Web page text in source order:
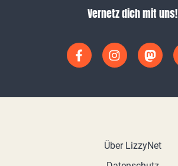
Vernetz dich mit uns!
Über LizzyNet